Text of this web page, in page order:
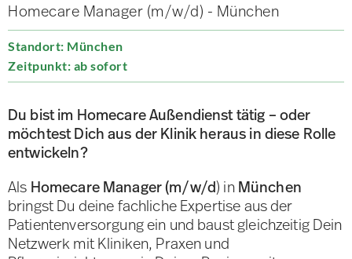
Homecare Manager (m/w/d) - München
Standort: München
Zeitpunkt: ab sofort
Du bist im Homecare Außendienst tätig – oder
möchtest Dich aus der Klinik heraus in diese Rolle
entwickeln?
Als Homecare Manager (m/w/d) inMünchen
bringst Du deine fachliche Expertise aus der
Patientenversorgung ein und baust gleichzeitig Dein
Netzwerk mit Kliniken, Praxen und